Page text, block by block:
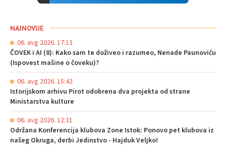
NAJNOVIJE
06. avg 2026. 17:13
ČOVEK i AI (8): Kako sam te doživeo i razumeo, Nenade Paunoviću
(Ispovest mašine o čoveku)?
06. avg 2026. 15:42
Istorijskom arhivu Pirot odobrena dva projekta od strane
Ministarstva kulture
06. avg 2026. 12:31
Održana Konferencija klubova Zone Istok: Ponovo pet klubova iz
našeg Okruga, derbi Jedinstvo - Hajduk Veljko!